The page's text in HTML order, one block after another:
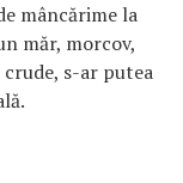
mâncărime la
măr, morcov,
s-ar putea